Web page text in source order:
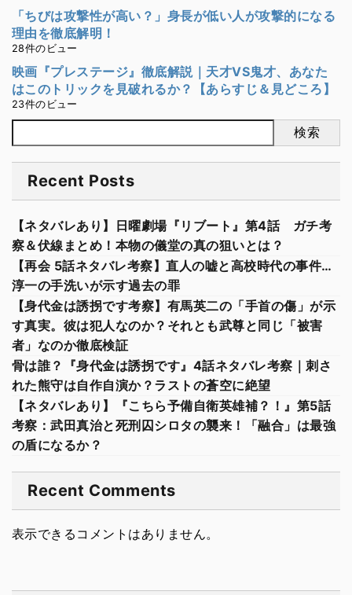
「ちびは攻撃性が高い？」身長が低い人が攻撃的になる
理由を徹底解明！
28件のビュー
映画『プレステージ』徹底解説｜天才VS鬼才、あなた
はこのトリックを見破れるか？【あらすじ＆見どころ】
23件のビュー
検索
Recent Posts
【ネタバレあり】日曜劇場『リブート』第4話 ガチ考
察＆伏線まとめ！本物の儀堂の真の狙いとは？
【再会 5話ネタバレ考察】直人の嘘と高校時代の事件…
淳一の手洗いが示す過去の罪
【身代金は誘拐です考察】有馬英二の「手首の傷」が示
す真実。彼は犯人なのか？それとも武尊と同じ「被害
者」なのか徹底検証
骨は誰？『身代金は誘拐です』4話ネタバレ考察｜刺さ
れた熊守は自作自演か？ラストの蒼空に絶望
【ネタバレあり】『こちら予備自衛英雄補？！』第5話
考察：武田真治と死刑囚シロタの襲来！「融合」は最強
の盾になるか？
Recent Comments
表示できるコメントはありません。